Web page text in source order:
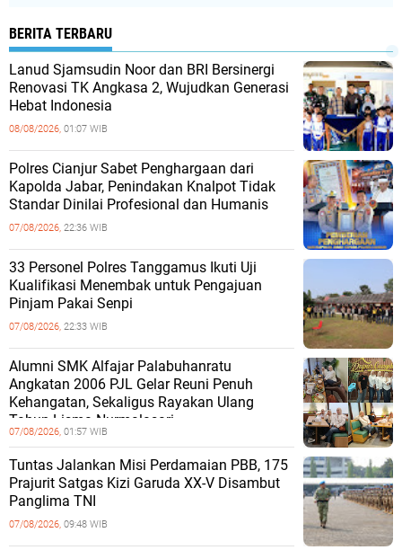
BERITA TERBARU
Lanud Sjamsudin Noor dan BRI Bersinergi
Renovasi TK Angkasa 2, Wujudkan Generasi
Hebat Indonesia
08/08/2026, 01:07 WIB
Polres Cianjur Sabet Penghargaan dari
Kapolda Jabar, Penindakan Knalpot Tidak
Standar Dinilai Profesional dan Humanis
07/08/2026, 22:36 WIB
33 Personel Polres Tanggamus Ikuti Uji
Kualifikasi Menembak untuk Pengajuan
Pinjam Pakai Senpi
07/08/2026, 22:33 WIB
Alumni SMK Alfajar Palabuhanratu
Angkatan 2006 PJL Gelar Reuni Penuh
Kehangatan, Sekaligus Rayakan Ulang
Tahun Lisma Nurmalasari
07/08/2026, 01:57 WIB
Tuntas Jalankan Misi Perdamaian PBB, 175
Prajurit Satgas Kizi Garuda XX-V Disambut
Panglima TNI
07/08/2026, 09:48 WIB